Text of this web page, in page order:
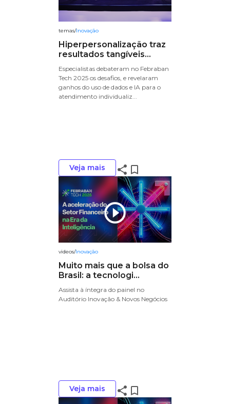
temas/Inovação
Hiperpersonalização traz
resultados tangíveis...
Especialistas debateram no Febraban
Tech 2025 os desafios, e revelaram
ganhos do uso de dados e IA para o
atendimento individualiz...
Veja mais share bookmark_border
play_circle_outline
videos/Inovação
Muito mais que a bolsa do
Brasil: a tecnologi...
Assista à íntegra do painel no
Auditório Inovação & Novos Negócios
Veja mais share bookmark_border